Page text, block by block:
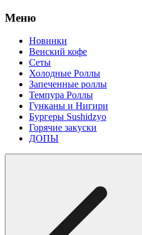
Меню
Новинки
Венский кофе
Сеты
Холодные Роллы
Запеченные роллы
Темпура Роллы
Гунканы и Нигири
Бургеры Sushidzyo
Горячие закуски
ДОПЫ